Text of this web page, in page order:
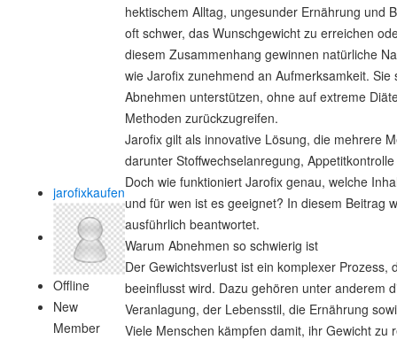
jarofixkaufen
Offline
New
Member
hektischem Alltag, ungesunder Ernährung und
oft schwer, das Wunschgewicht zu erreichen
diesem Zusammenhang gewinnen natürliche
wie Jarofix zunehmend an Aufmerksamkeit.
Abnehmen unterstützen, ohne auf extreme
Methoden zurückzugreifen.
Jarofix gilt als innovative Lösung, die mehrere
darunter Stoffwechselanregung,
Doch wie funktioniert Jarofix genau, welche
und für wen ist es geeignet? In diesem Beitrag
ausführlich beantwortet.
Warum Abnehmen so schwierig ist
Der Gewichtsverlust ist ein komplexer Prozess,
beeinflusst wird. Dazu gehören unter anderem
Veranlagung, der Lebensstil, die Ernährung
Viele Menschen kämpfen damit, ihr Gewicht zu